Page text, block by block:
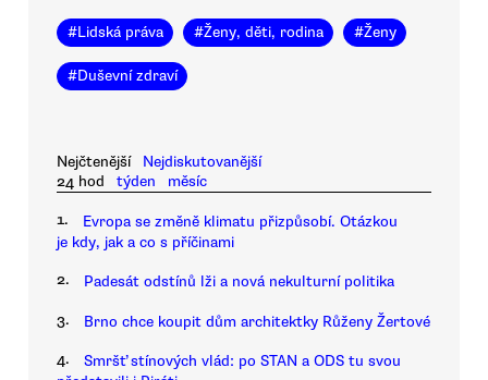
#Lidská práva #Ženy, děti, rodina #Ženy
#Duševní zdraví
Nejčtenější
Nejdiskutovanější
24 hod
týden měsíc
1.
Evropa se změně klimatu přizpůsobí. Otázkou
je kdy, jak a co s příčinami
2. Padesát odstínů lži a nová nekulturní politika
3. Brno chce koupit dům architektky Růženy Žertové
4.
Smršť stínových vlád: po STAN a ODS tu svou